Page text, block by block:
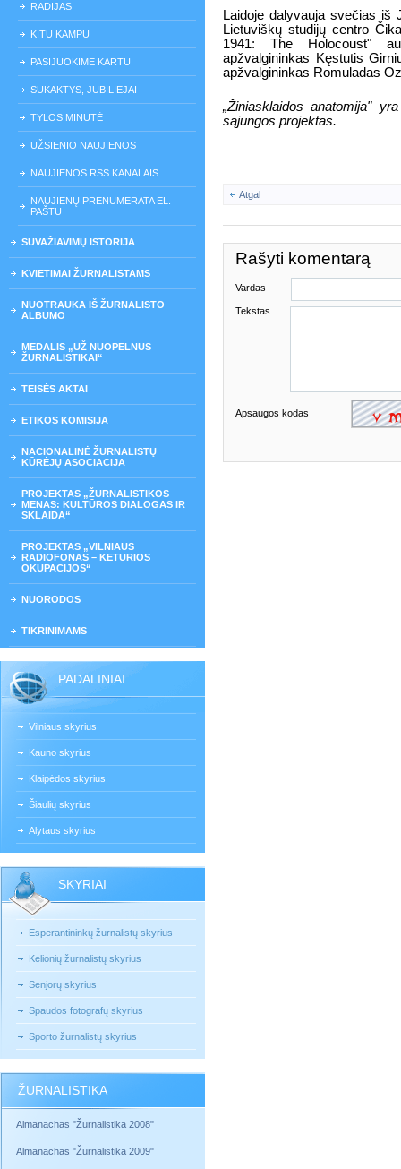
RADIJAS
KITU KAMPU
PASIJUOKIME KARTU
SUKAKTYS, JUBILIEJAI
TYLOS MINUTĖ
UŽSIENIO NAUJIENOS
NAUJIENOS RSS KANALAIS
NAUJIENŲ PRENUMERATA EL.
PAŠTU
SUVAŽIAVIMŲ ISTORIJA
KVIETIMAI ŽURNALISTAMS
NUOTRAUKA IŠ ŽURNALISTO
ALBUMO
MEDALIS „UŽ NUOPELNUS
ŽURNALISTIKAI“
TEISĖS AKTAI
ETIKOS KOMISIJA
NACIONALINĖ ŽURNALISTŲ
KŪRĖJŲ ASOCIACIJA
PROJEKTAS „ŽURNALISTIKOS
MENAS: KULTŪROS DIALOGAS IR
SKLAIDA“
PROJEKTAS „VILNIAUS
RADIOFONAS – KETURIOS
OKUPACIJOS“
NUORODOS
TIKRINIMAMS
PADALINIAI
Vilniaus skyrius
Kauno skyrius
Klaipėdos skyrius
Šiaulių skyrius
Alytaus skyrius
SKYRIAI
Esperantininkų žurnalistų skyrius
Kelionių žurnalistų skyrius
Senjorų skyrius
Spaudos fotografų skyrius
Sporto žurnalistų skyrius
ŽURNALISTIKA
Almanachas "Žurnalistika 2008"
Almanachas "Žurnalistika 2009"
Laidoje dalyvauja svečias iš
Lietuviškų studijų centro
1941: The Holocoust"
apžvalgininkas Kęstutis
apžvalgininkas Romuladas
„Žiniasklaidos anatomija"
sąjungos projektas.
Atgal
Rašyti komentarą
Vardas
Tekstas
Apsaugos kodas